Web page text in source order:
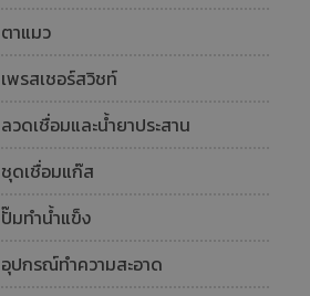
ตาแมว
เพรสเชอร์สวิชท์
ลวดเชื่อมและน้ำยาประสาน
ชุดเชื่อมแก๊ส
ปั๊มทำน้ำแข็ง
อุปกรณ์ทำความสะอาด